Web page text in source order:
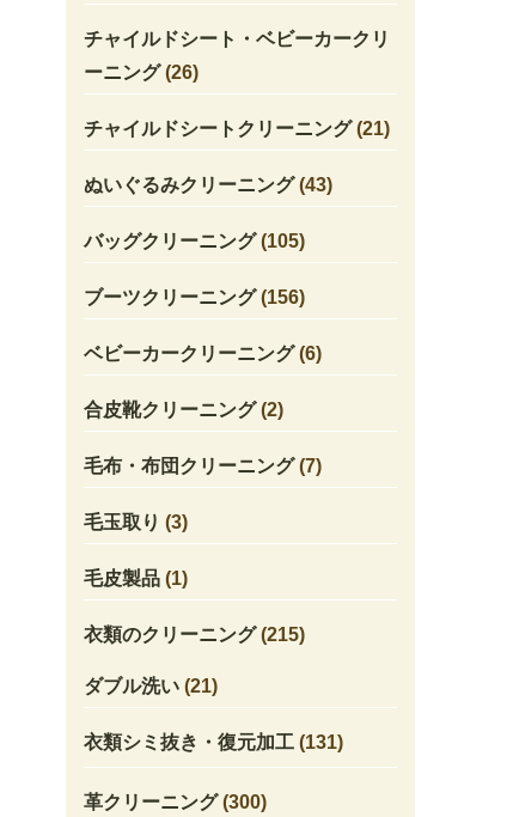
チャイルドシート・ベビーカークリ
ーニング(26)
チャイルドシートクリーニング(21)
ぬいぐるみクリーニング(43)
バッグクリーニング(105)
ブーツクリーニング(156)
ベビーカークリーニング(6)
合皮靴クリーニング(2)
毛布・布団クリーニング(7)
毛玉取り (3)
毛皮製品(1)
衣類のクリーニング(215)
ダブル洗い(21)
衣類シミ抜き・復元加工(131)
革クリーニング(300)